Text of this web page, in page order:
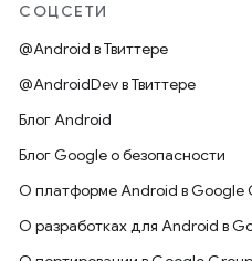
СОЦСЕТИ
@Android в Твиттере
@AndroidDev в Твиттере
Блог Android
Блог Google о безопасности
О платформе Android в Google
О разработках для Android в